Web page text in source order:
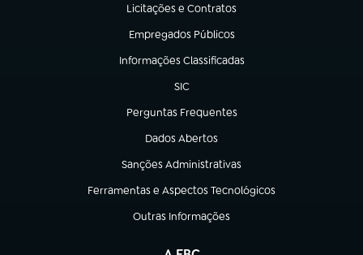
Licitações e Contratos
(abre em nova aba)
Empregados Públicos
(abre em nova aba)
Informações Classificadas
(abre em nova aba)
SIC
(abre em nova aba)
Perguntas Frequentes
(abre em nova aba)
Dados Abertos
(abre em nova aba)
Sanções Administrativas
(abre em nova aba)
Ferramentas e Aspectos Tecnológicos
(abre em nova aba)
Outras Informações
(abre em nova aba)